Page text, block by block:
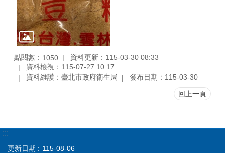
點閱數： 1050
資料更新：115-03-30 08:33
資料檢視：115-07-27 10:17
資料維護：臺北市政府衛生局
發布日期：115-03-30
回上一頁
:::
更新日期 115-08-06